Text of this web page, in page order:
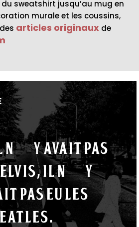
du sweatshirt jusqu’au mug en
murale et les coussins,
articles originaux de
avait pas
Elvis, il n’y
pas eu les